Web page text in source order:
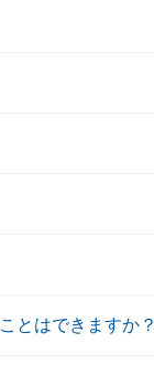
とはできますか？